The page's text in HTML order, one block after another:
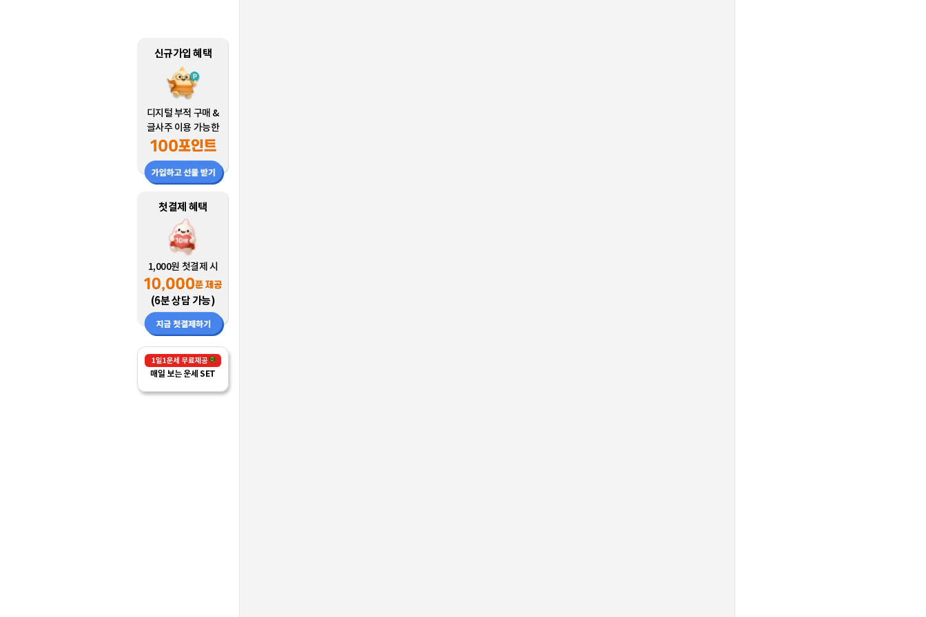
신규가입 혜택
디지털 부적 구매 &
글사주 이용 가능한
첫결제 혜택
1,000원 첫결제 시
(6분 상담 가능)
매일 보는 운세 SET